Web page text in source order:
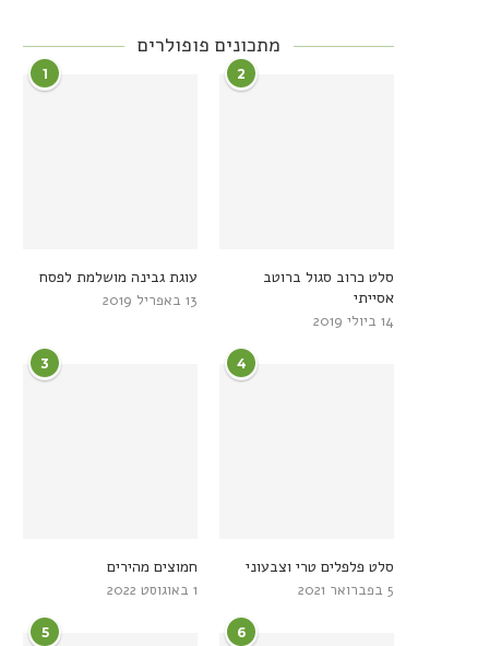
מתכונים פופולרים
1
עוגת גבינה מושלמת לפסח
13 באפריל 2019
2
סלט כרוב סגול ברוטב
אסייתי
14 ביולי 2019
3
חמוצים מהירים
1 באוגוסט 2022
4
סלט פלפלים טרי וצבעוני
5 בפברואר 2021
5 6